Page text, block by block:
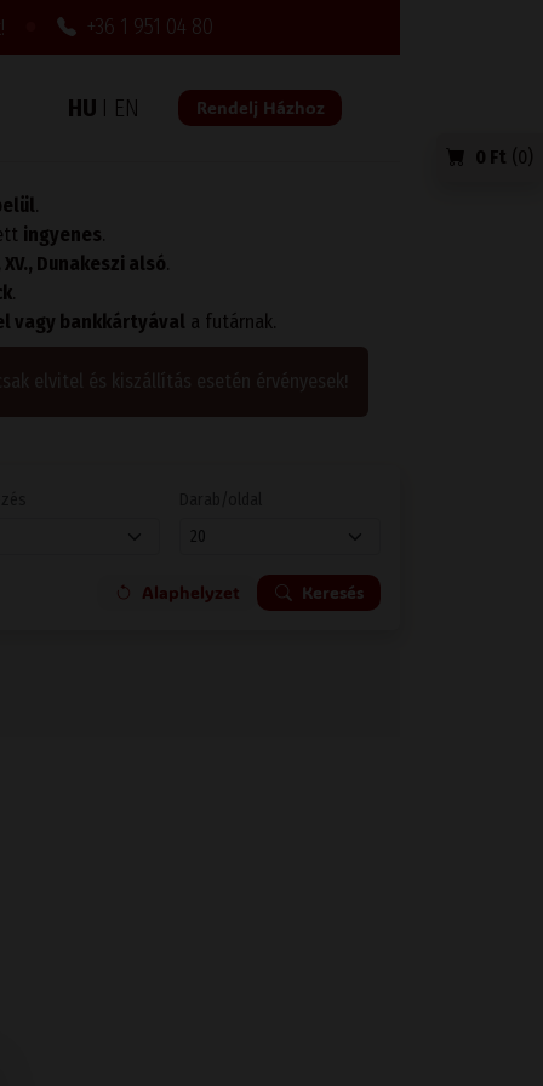
+36 1 951 04 80
HU I EN Rendelj Házhoz
.
ingyenes.
XV., Dunakeszi alsó.
.
vagy bankkártyával a futárnak.
Alaphelyzet Keresés
0 Ft (0)